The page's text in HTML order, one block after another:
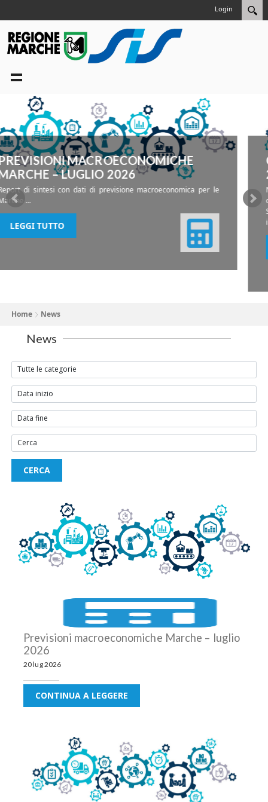
Login
COMMERCIO ESTERO I TRIMESTRE
2025
Nel primo trimestre 2025, si stima una crescita
delle esportazioni per tutte le ripartizioni territoriali: +9,8%
Sud e Isole, +5,4% per il Centro, +2,8% per il Nord-est e +1,4%
il Nord-ovest.
Home News
News
Previsioni macroeconomiche Marche – luglio
2026
20 lug 2026
CONTINUA A LEGGERE